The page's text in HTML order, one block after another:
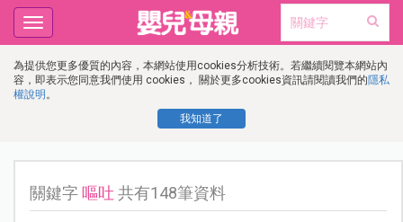
為提供您更多優質的內容，本網站使用cookies分析技術。若繼續閱覽本網站內
容，即表示您同意我們使用 cookies， 關於更多cookies資訊請閱讀我們的隱私
權說明 。
我知道了
Toggle
navigation
關鍵字嘔吐 共有148筆資料